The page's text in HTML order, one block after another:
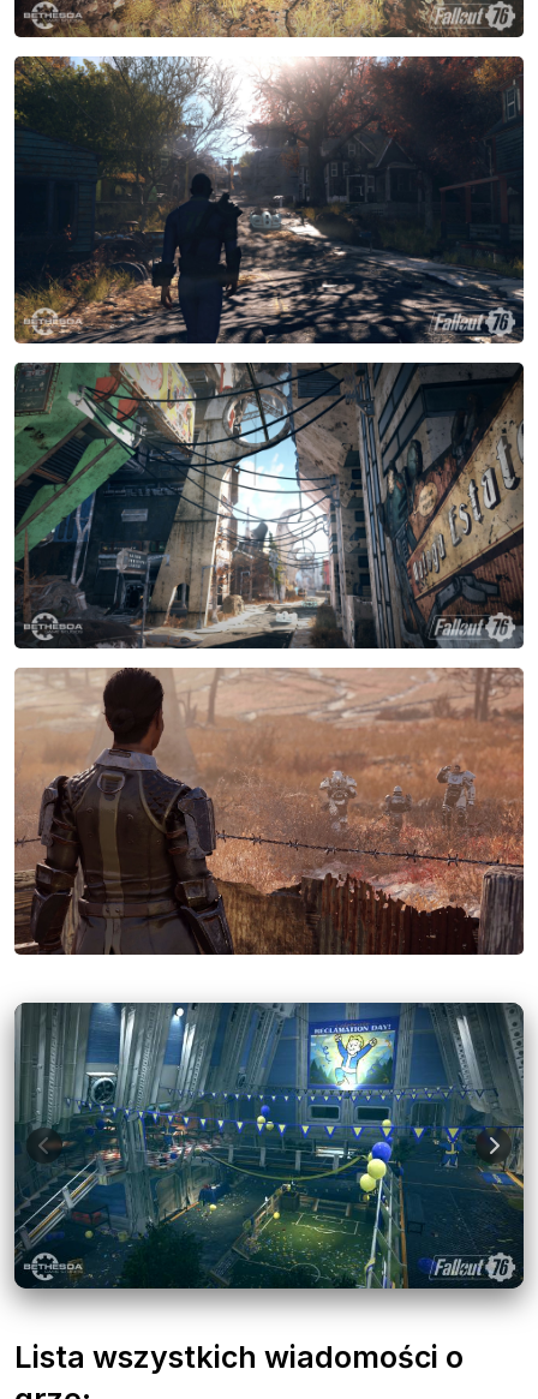
Lista wszystkich wiadomości o